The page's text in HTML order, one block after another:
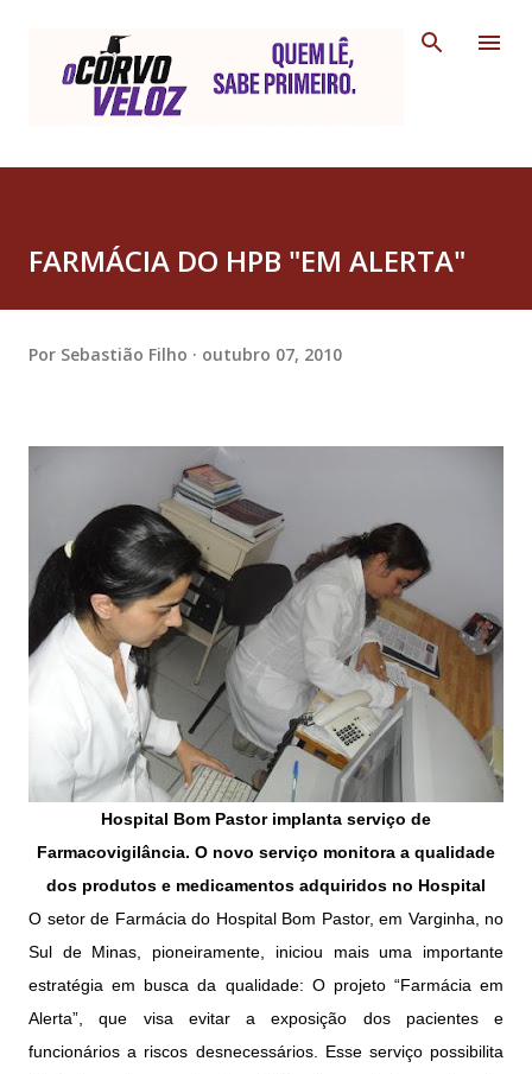
FARMÁCIA DO HPB "EM ALERTA"
Por Sebastião Filho outubro 07, 2010
Hospital Bom Pastor implanta serviço de
Farmacovigilância. O novo serviço monitora a qualidade
dos produtos e medicamentos adquiridos no Hospital
O setor de Farmácia do Hospital Bom Pastor, em Varginha, no
Sul de Minas, pioneiramente, iniciou mais uma importante
estratégia em busca da qualidade: O projeto “Farmácia em
Alerta”, que visa evitar a exposição dos pacientes e
funcionários a riscos desnecessários. Esse serviço possibilita